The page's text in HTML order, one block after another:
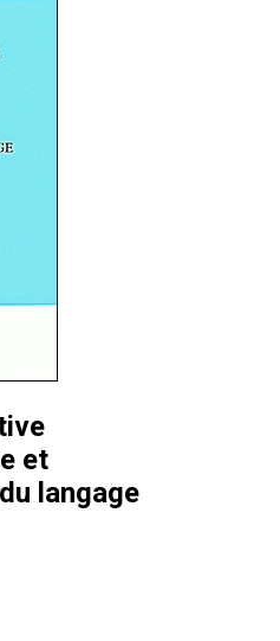
et
langage